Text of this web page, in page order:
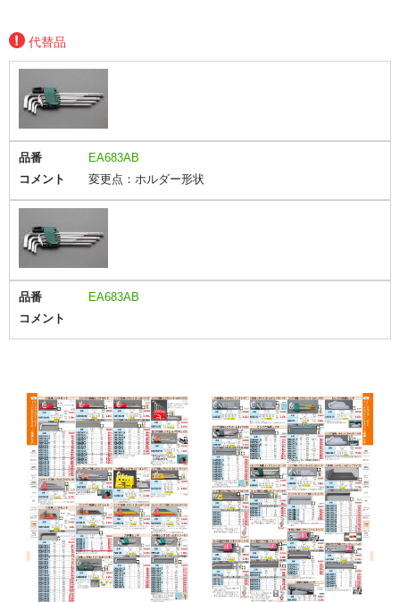
代替品
品番
EA683AB
コメント
変更点：ホルダー形状
品番
EA683AB
コメント